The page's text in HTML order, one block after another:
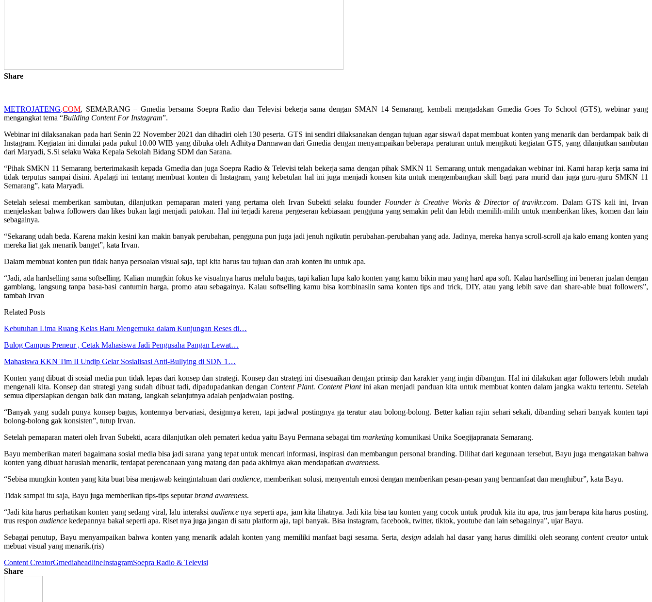
Share
METROJATENG.COM, SEMARANG – Gmedia bersama Soepra Radio dan Televisi bekerja sama dengan SMAN 14 Semarang, kembali mengadakan Gmedia Goes To School (GTS), webinar yang
mengangkat tema “Building Content For Instagram”.
Webinar ini dilaksanakan pada hari Senin 22 November 2021 dan dihadiri oleh 130 peserta. GTS ini sendiri dilaksanakan dengan tujuan agar siswa/i dapat membuat konten yang menarik dan berdampak baik di
Instagram. Kegiatan ini dimulai pada pukul 10.00 WIB yang dibuka oleh Adhitya Darmawan dari Gmedia dengan menyampaikan beberapa peraturan untuk mengikuti kegiatan GTS, yang dilanjutkan sambutan
dari Maryadi, S.Si selaku Waka Kepala Sekolah Bidang SDM dan Sarana.
“Pihak SMKN 11 Semarang berterimakasih kepada Gmedia dan juga Soepra Radio & Televisi telah bekerja sama dengan pihak SMKN 11 Semarang untuk mengadakan webinar ini. Kami harap kerja sama ini
tidak terputus sampai disini. Apalagi ini tentang membuat konten di Instagram, yang kebetulan hal ini juga menjadi konsen kita untuk mengembangkan skill bagi para murid dan juga guru-guru SMKN 11
Semarang”, kata Maryadi.
Setelah selesai memberikan sambutan, dilanjutkan pemaparan materi yang pertama oleh Irvan Subekti selaku founderFounder is Creative Works & Director of travikr.com. Dalam GTS kali ini, Irvan
menjelaskan bahwa followers dan likes bukan lagi menjadi patokan. Hal ini terjadi karena pergeseran kebiasaan pengguna yang semakin pelit dan lebih memilih-milih untuk memberikan likes, komen dan lain
sebagainya.
“Sekarang udah beda. Karena makin kesini kan makin banyak perubahan, pengguna pun juga jadi jenuh ngikutin perubahan-perubahan yang ada. Jadinya, mereka hanya scroll-scroll aja kalo emang konten yang
mereka liat gak menarik banget”, kata Irvan.
Dalam membuat konten pun tidak hanya persoalan visual saja, tapi kita harus tau tujuan dan arah konten itu untuk apa.
“Jadi, ada hardselling sama softselling. Kalian mungkin fokus ke visualnya harus melulu bagus, tapi kalian lupa kalo konten yang kamu bikin mau yang hard apa soft. Kalau hardselling ini beneran jualan dengan
gamblang, langsung tanpa basa-basi cantumin harga, promo atau sebagainya. Kalau softselling kamu bisa kombinasiin sama konten tips and trick, DIY, atau yang lebih save dan share-able buat followers”,
tambah Irvan
Related Posts
Kebutuhan Lima Ruang Kelas Baru Mengemuka dalam Kunjungan Reses di…
Bulog Campus Preneur , Cetak Mahasiswa Jadi Pengusaha Pangan Lewat…
Mahasiswa KKN Tim II Undip Gelar Sosialisasi Anti-Bullying di SDN 1…
Konten yang dibuat di sosial media pun tidak lepas dari konsep dan strategi. Konsep dan strategi ini disesuaikan dengan prinsip dan karakter yang ingin dibangun. Hal ini dilakukan agar followers lebih mudah
mengenali kita. Konsep dan strategi yang sudah dibuat tadi, dipadupadankan dengan Content Plant. Content Plantini akan menjadi panduan kita untuk membuat konten dalam jangka waktu tertentu. Setelah
semua dipersiapkan dengan baik dan matang, langkah selanjutnya adalah penjadwalan posting.
“Banyak yang sudah punya konsep bagus, kontennya bervariasi, designnya keren, tapi jadwal postingnya ga teratur atau bolong-bolong. Better kalian rajin sehari sekali, dibanding sehari banyak konten tapi
bolong-bolong gak konsisten”, tutup Irvan.
Setelah pemaparan materi oleh Irvan Subekti, acara dilanjutkan oleh pemateri kedua yaitu Bayu Permana sebagai tim marketing komunikasi Unika Soegijapranata Semarang.
Bayu memberikan materi bagaimana sosial media bisa jadi sarana yang tepat untuk mencari informasi, inspirasi dan membangun personal branding. Dilihat dari kegunaan tersebut, Bayu juga mengatakan bahwa
konten yang dibuat haruslah menarik, terdapat perencanaan yang matang dan pada akhirnya akan mendapatkan awareness.
“Sebisa mungkin konten yang kita buat bisa menjawab keingintahuan dari audience, memberikan solusi, menyentuh emosi dengan memberikan pesan-pesan yang bermanfaat dan menghibur”, kata Bayu.
Tidak sampai itu saja, Bayu juga memberikan tips-tips seputarbrand awareness.
“Jadi kita harus perhatikan konten yang sedang viral, lalu interaksi audiencenya seperti apa, jam kita lihatnya. Jadi kita bisa tau konten yang cocok untuk produk kita itu apa, trus jam berapa kita harus posting,
trus respon audience kedepannya bakal seperti apa. Riset nya juga jangan di satu platform aja, tapi banyak. Bisa instagram, facebook, twitter, tiktok, youtube dan lain sebagainya”, ujar Bayu.
Sebagai penutup, Bayu menyampaikan bahwa konten yang menarik adalah konten yang memiliki manfaat bagi sesama. Serta,design adalah hal dasar yang harus dimiliki oleh seorangcontent creatoruntuk
mebuat visual yang menarik.(ris)
Content CreatorGmediaheadlineInstagramSoepra Radio & Televisi
Share